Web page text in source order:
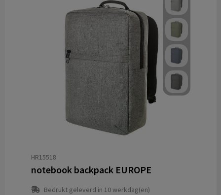
HR15518
notebook backpack EUROPE
Bedrukt geleverd in 10 werkdag(en)